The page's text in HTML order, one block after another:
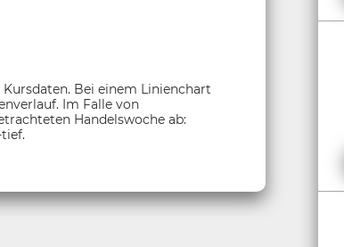
Bei einem Linienchart
Im Falle von
Handelswoche ab: